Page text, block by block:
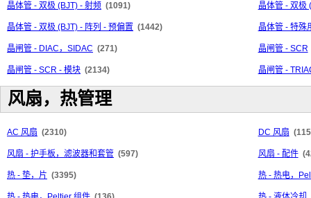
晶体管 - 双极 (BJT) - 射频 (1091) 晶体管 - 双极
晶体管 - 双极 (BJT) - 阵列 - 预偏置 (1442) 晶体管 - 特殊
晶闸管 - DIAC，SIDAC (271) 晶闸管 - SCR
晶闸管 - SCR - 模块 (2134) 晶闸管 -
风扇，热管理
AC 风扇 (2310) DC 风扇
风扇 - 护手板，滤波器和套管 (597) 风扇 - 配件
热 - 垫，片 (3395) 热 - 热电，